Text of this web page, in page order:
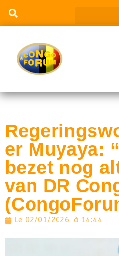
er Muyaya:
bezet nog
van DR
Le 02/01/2026 à 14:44